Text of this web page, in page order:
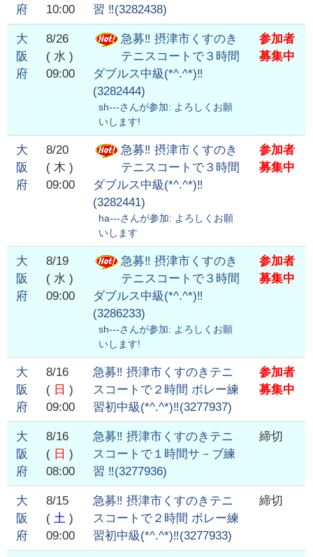
府
10:00
習 ‼️(3282438)
大
阪
府
8/26
( 水 )
09:00
急募‼️ 摂津市くすのき
テニスコートで３時間
ダブルス中級(*^.^*)‼️
(3282444)
sh---さんが参加: よろしくお願
いします!
参加者
募集中
大
阪
府
8/20
( 木 )
09:00
急募‼️ 摂津市くすのき
テニスコートで３時間
ダブルス中級(*^.^*)‼️
(3282441)
ha---さんが参加: よろしくお願
いします
参加者
募集中
大
阪
府
8/19
( 水 )
09:00
急募‼️ 摂津市くすのき
テニスコートで３時間
ダブルス中級(*^.^*)‼️
(3286233)
sh---さんが参加: よろしくお願
いします!
参加者
募集中
大
阪
府
8/16
( 日 )
09:00
急募‼️ 摂津市くすのきテニ
スコートで２時間 ボレー練
習初中級(*^.^*)‼️(3277937)
参加者
募集中
大
阪
府
8/16
( 日 )
08:00
急募‼️ 摂津市くすのきテニ
スコートで１時間サ－ブ練
習 ‼️(3277936)
締切
大
阪
府
8/15
( 土 )
09:00
急募‼️ 摂津市くすのきテニ
スコートで２時間 ボレー練
習初中級(*^.^*)‼️(3277933)
締切